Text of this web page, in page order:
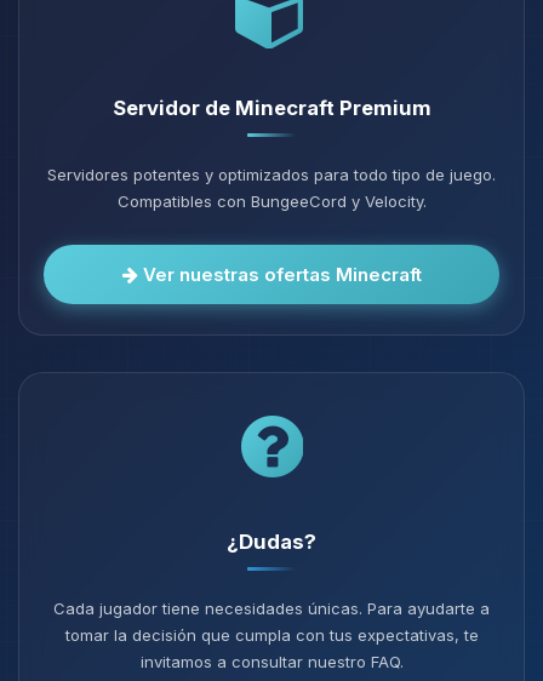
Servidor de Minecraft Premium
Servidores potentes y optimizados para todo tipo de juego.
Compatibles con BungeeCord y Velocity.
Ver nuestras ofertas Minecraft
¿Dudas?
Cada jugador tiene necesidades únicas. Para ayudarte a
tomar la decisión que cumpla con tus expectativas, te
invitamos a consultar nuestro FAQ.